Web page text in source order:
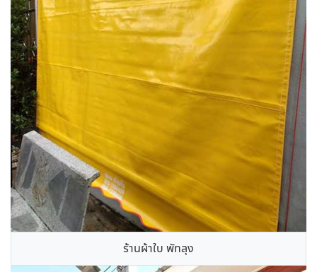
ร้านผ้าใบ พัทลุง